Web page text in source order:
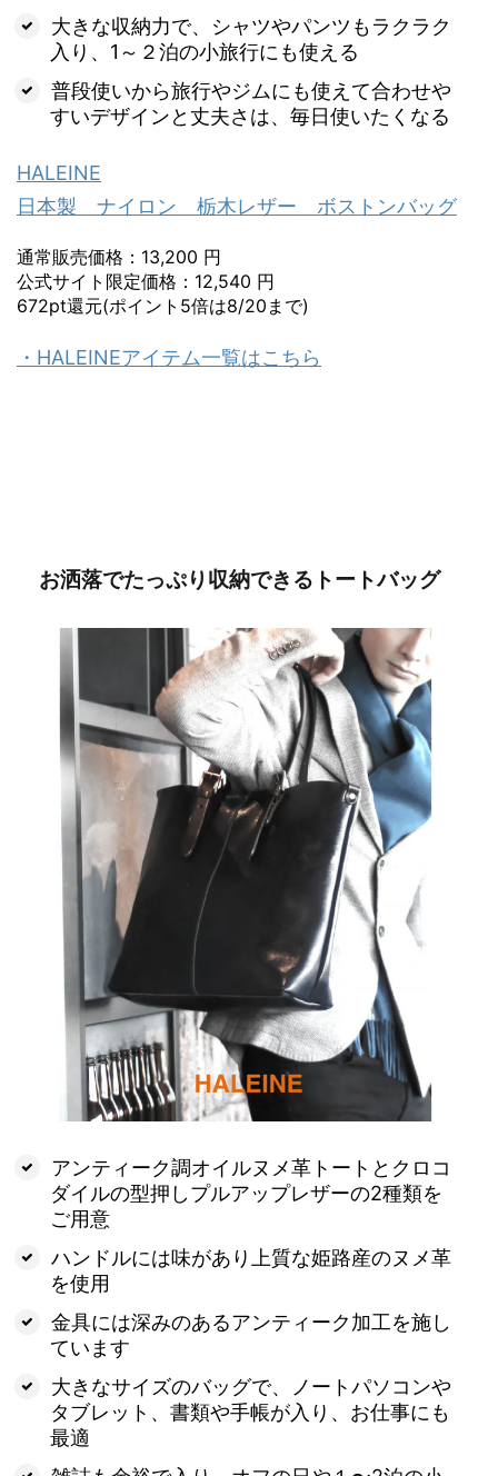
大きな収納力で、シャツやパンツもラクラク
入り、1～２泊の小旅行にも使える
普段使いから旅行やジムにも使えて合わせや
すいデザインと丈夫さは、毎日使いたくなる
HALEINE
日本製 ナイロン 栃木レザー ボストンバッグ
通常販売価格：13,200 円
公式サイト限定価格：12,540 円
672pt還元(ポイント5倍は8/20まで)
・HALEINEアイテム一覧はこちら
お洒落でたっぷり収納できるトートバッグ
アンティーク調オイルヌメ革トートとクロコ
ダイルの型押しプルアップレザーの2種類を
ご用意
ハンドルには味があり上質な姫路産のヌメ革
を使用
金具には深みのあるアンティーク加工を施し
ています
大きなサイズのバッグで、ノートパソコンや
タブレット、書類や手帳が入り、お仕事にも
最適